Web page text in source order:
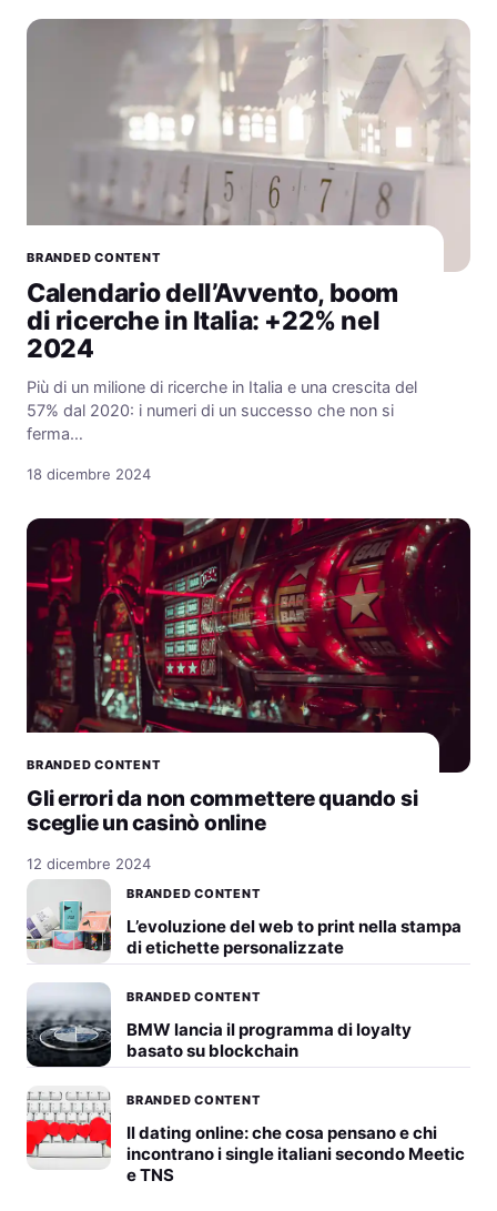
BRANDED CONTENT
Calendario dell’Avvento, boom
di ricerche in Italia: +22% nel
2024
Più di un milione di ricerche in Italia e una crescita del
57% dal 2020: i numeri di un successo che non si
ferma…
18 dicembre 2024
BRANDED CONTENT
Gli errori da non commettere quando si
sceglie un casinò online
12 dicembre 2024
BRANDED CONTENT
L’evoluzione del web to print nella stampa
di etichette personalizzate
BRANDED CONTENT
BMW lancia il programma di loyalty
basato su blockchain
BRANDED CONTENT
Il dating online: che cosa pensano e chi
incontrano i single italiani secondo Meetic
e TNS